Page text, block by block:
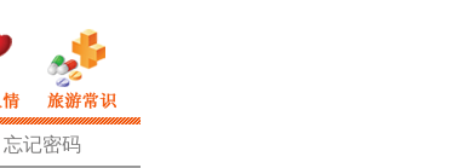
忘记密码